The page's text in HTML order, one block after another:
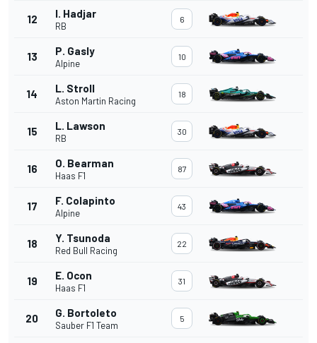
12 I. Hadjar
RB
6
13 P. Gasly
Alpine
10
14 L. Stroll
Aston Martin Racing
18
15 L. Lawson
RB
30
16 O. Bearman
Haas F1
87
17 F. Colapinto
Alpine
43
18 Y. Tsunoda
Red Bull Racing
22
19 E. Ocon
Haas F1
31
20 G. Bortoleto
Sauber F1 Team
5